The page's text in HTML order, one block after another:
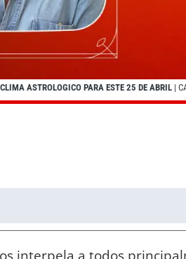
ASTROLOGICO PARA ESTE 25 DE ABRIL |
interpela a todos